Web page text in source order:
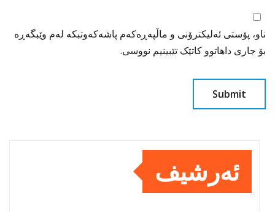
ناو، پۆستی ئەلیکترۆنی و ماڵپەڕەکەم پاشەکەوتبکە لەم وێبگەڕە
بۆ جاری داهاتوو کاتێک تێبینیم نووسی.
ئەرشیف